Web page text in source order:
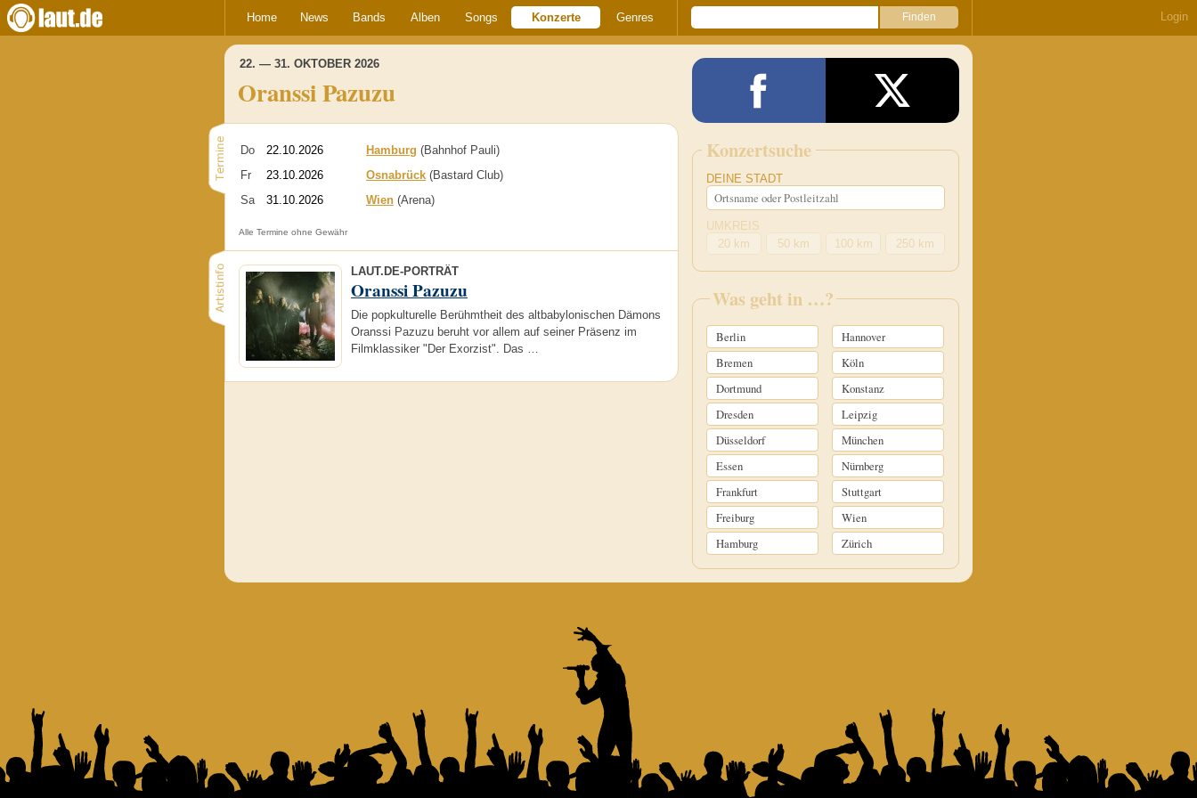
Home News Bands Alben Songs Konzerte Genres Login
22. — 31. OKTOBER 2026
Oranssi Pazuzu
Do 22.10.2026 Hamburg (Bahnhof Pauli)
Fr
23.10.2026 Osnabrück (Bastard Club)
Sa
31.10.2026 Wien (Arena)
Alle Termine ohne Gewähr
LAUT.DE-PORTRÄT
Oranssi Pazuzu
Die popkulturelle Berühmtheit des altbabylonischen Dämons
Oranssi Pazuzu beruht vor allem auf seiner Präsenz im
Filmklassiker "Der Exorzist". Das …
Konzertsuche
DEINE STADT
UMKREIS
20 km
50 km 100 km 250 km
Was geht in …?
Berlin
Bremen
Dortmund
Dresden
Düsseldorf
Essen
Frankfurt
Freiburg
Hamburg
Hannover
Köln
Konstanz
Leipzig
München
Nürnberg
Stuttgart
Wien
Zürich